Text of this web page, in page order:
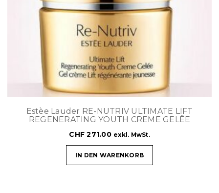
Estèe Lauder RE-NUTRIV ULTIMATE LIFT
REGENERATING YOUTH CREME GELÊE
CHF 271.00 exkl. MwSt.
IN DEN WARENKORB